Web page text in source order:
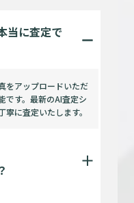
当に査定で
をアップロードいただ
です。最新のAI査定シ
に査定いたします。